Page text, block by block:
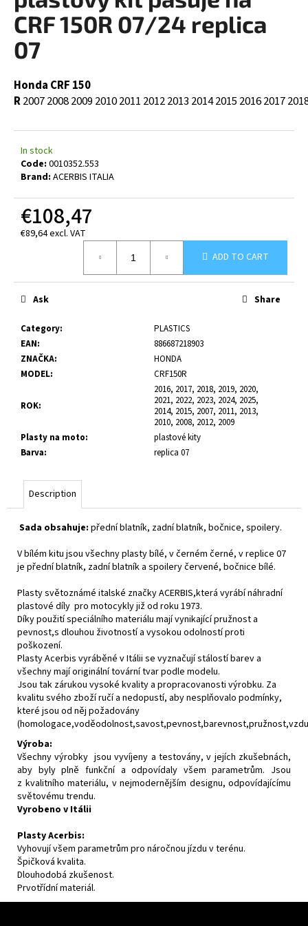
is
0,0
out
of
stars.
CRF 150R 07/24 replica
07
Honda CRF 150
R200720082009 20102011 20122013 20142015 20162017
In stock
Code: 0010352.553
Brand: ACERBIS ITALIA
€108,47
€89,64 excl. VAT
ADD TO CART
Category:
PLASTICS
EAN:
886687218903
ZNAČKA:
HONDA
MODEL: CRF150R
ROK:
2016, 2017, 2018, 2019, 2020,
2021, 2022, 2023, 2024, 2025,
2014, 2015, 2007, 2011, 2013,
2010, 2008, 2012, 2009
Plasty na moto:
plastové kity
Barva: replica 07
Ask Share
Description
Sada obsahuje: přední blatník, zadní blatník, bočnice, spoilery.
V bílém kitu jsou všechny plasty bílé, v černém černé, v replice 07
je přední blatník, zadní blatník a spoilery červené, bočnice bílé.
Plasty světoznámé italské značky ACERBIS,která vyrábí náhradní
plastové díly pro motocykly již od roku 1973.
Díky použití speciálního materiálu mají vynikající pružnost a
pevnost,s dlouhou životností a vysokou odolností proti
poškození.
Plasty Acerbis vyráběné v Itálii se vyznačují stálostí barev a
všechny mají originální tovární tvar podle modelu.
Jsou tak zárukou vysoké kvality a propracovanosti výrobku. Za
kvalitu svého zboží ručí a nedopustí, aby nesplňovalo podmínky,
které jsou od něj požadovány
Výroba:
Všechny výrobky jsou vyvíjeny a testovány, v jejích zkušebnách,
aby byly plně funkční a odpovídaly všem parametrům. Jsou
z kvalitního materiálu, v nejmodernějším designu, odpovídajícímu
světovému trendu.
Vyrobeno v Itálii
Plasty Acerbis:
Vyhovují všem parametrům pro náročnou jízdu v terénu.
Špičková kvalita.
Dlouhodobá zkušenost.
Prvotřídní materiál.
i
n
g
o
r
?
SEARCH
r
o
m
m
d